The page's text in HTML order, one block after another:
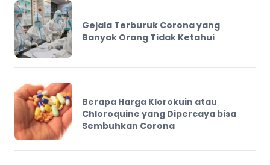
Gejala Terburuk Corona yang
Banyak Orang Tidak Ketahui
Berapa Harga Klorokuin atau
Chloroquine yang Dipercaya bisa
Sembuhkan Corona